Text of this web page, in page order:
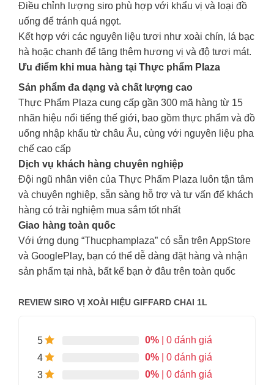
Điều chỉnh lượng siro phù hợp với khẩu vị và loại đồ
uống để tránh quá ngọt.
Kết hợp với các nguyên liệu tươi như xoài chín, lá bạc
hà hoặc chanh để tăng thêm hương vị và độ tươi mát.
Ưu điểm khi mua hàng tại Thực phẩm Plaza
Sản phẩm đa dạng và chất lượng cao
Thực Phẩm Plaza cung cấp gần 300 mã hàng từ 15
nhãn hiệu nổi tiếng thế giới, bao gồm thực phẩm và đồ
uống nhập khẩu từ châu Âu, cùng với nguyên liệu pha
chế cao cấp
Dịch vụ khách hàng chuyên nghiệp
Đội ngũ nhân viên của Thực Phẩm Plaza luôn tận tâm
và chuyên nghiệp, sẵn sàng hỗ trợ và tư vấn để khách
hàng có trải nghiệm mua sắm tốt nhất
Giao hàng toàn quốc
Với ứng dụng “Thucphamplaza” có sẵn trên AppStore
và GooglePlay, bạn có thể dễ dàng đặt hàng và nhận
sản phẩm tại nhà, bất kể bạn ở đâu trên toàn quốc
REVIEW SIRO VỊ XOÀI HIỆU GIFFARD CHAI 1L
5 0% | 0 đánh giá
4
0% | 0 đánh giá
3
0% | 0 đánh giá